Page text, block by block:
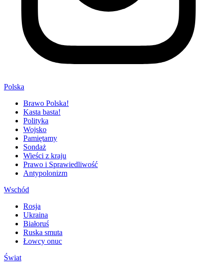
Polska
Brawo Polska!
Kasta basta!
Polityka
Wojsko
Pamiętamy
Sondaż
Wieści z kraju
Prawo i Sprawiedliwość
Antypolonizm
Wschód
Rosja
Ukraina
Białoruś
Ruska smuta
Łowcy onuc
Świat